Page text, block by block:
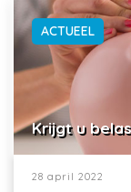
ACTUEEL
Krijgt u
28 april 2022